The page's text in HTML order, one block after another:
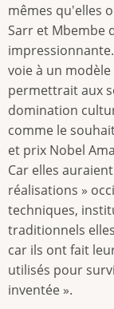
mêmes qu'elles
Sarr et Mbembe
voie à un
permettrait aux
domination
comme le
et prix Nobel
Car elles
réalisations »
techniques,
traditionnels
car ils ont fait
utilisés pour
inventée ».